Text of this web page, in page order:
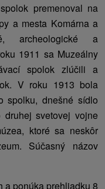
premenoval na
a mesta Komárna a
archeologické a
1911 sa Muzeálny
spolok zlúčili a
V roku 1913 bola
spolku, dnešné sídlo
svetovej vojne
ktoré sa neskôr
Súčasný názov
a ponúka prehliadku 8